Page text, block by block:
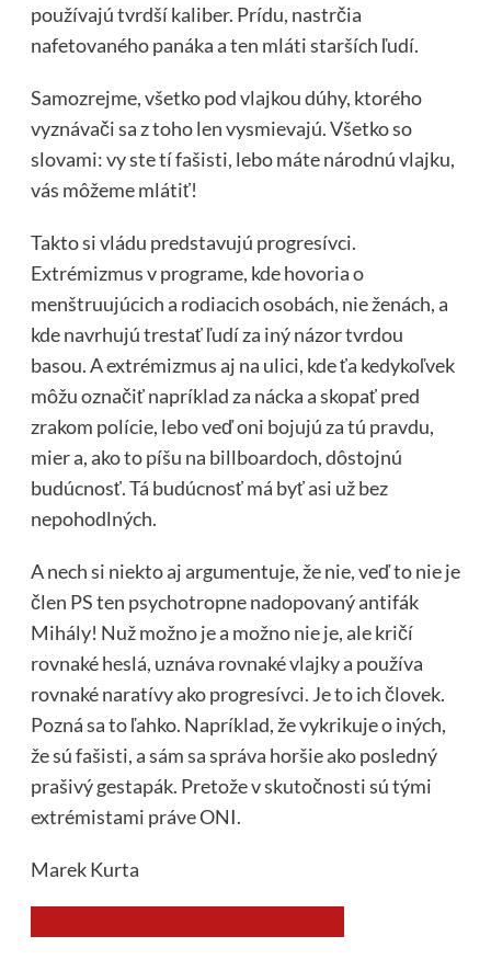
používajú tvrdší kaliber. Prídu, nastrčia
nafetovaného panáka a ten mláti starších ľudí.
Samozrejme, všetko pod vlajkou dúhy, ktorého
vyznávači sa z toho len vysmievajú. Všetko so
slovami: vy ste tí fašisti, lebo máte národnú vlajku,
vás môžeme mlátiť!
Takto si vládu predstavujú progresívci.
Extrémizmus v programe, kde hovoria o
menštruujúcich a rodiacich osobách, nie ženách, a
kde navrhujú trestať ľudí za iný názor tvrdou
basou. A extrémizmus aj na ulici, kde ťa kedykoľvek
môžu označiť napríklad za nácka a skopať pred
zrakom polície, lebo veď oni bojujú za tú pravdu,
mier a, ako to píšu na billboardoch, dôstojnú
budúcnosť. Tá budúcnosť má byť asi už bez
nepohodlných.
A nech si niekto aj argumentuje, že nie, veď to nie je
člen PS ten psychotropne nadopovaný antifák
Mihály! Nuž možno je a možno nie je, ale kričí
rovnaké heslá, uznáva rovnaké vlajky a používa
rovnaké naratívy ako progresívci. Je to ich človek.
Pozná sa to ľahko. Napríklad, že vykrikuje o iných,
že sú fašisti, a sám sa správa horšie ako posledný
prašivý gestapák. Pretože v skutočnosti sú tými
extrémistami práve ONI.
Marek Kurta